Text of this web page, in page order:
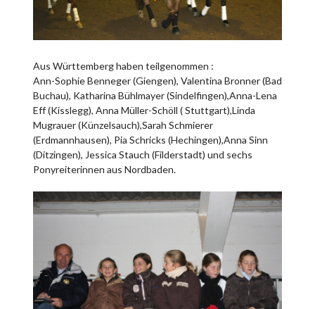
Aus Württemberg haben teilgenommen :
Ann-Sophie Benneger (Giengen), Valentina Bronner (Bad
Buchau), Katharina Bühlmayer (Sindelfingen),Anna-Lena
Eff (Kisslegg), Anna Müller-Schöll ( Stuttgart),Linda
Mugrauer (Künzelsauch),Sarah Schmierer
(Erdmannhausen), Pia Schricks (Hechingen),Anna Sinn
(Ditzingen), Jessica Stauch (Filderstadt) und sechs
Ponyreiterinnen aus Nordbaden.